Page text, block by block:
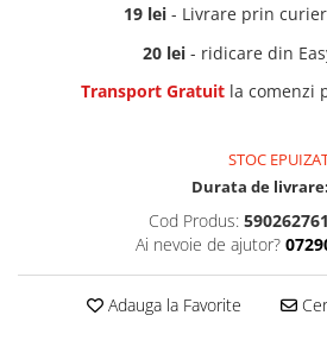
19 lei - Livrare prin
20 lei- ridicare din
Transport Gratuitla comenzi
STOC
Durata de livrare:
Cod Produs:
Ai nevoie de ajutor?
Adauga la Favorite